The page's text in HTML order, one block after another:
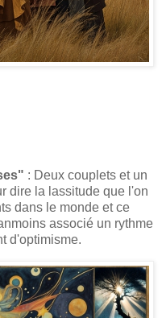
: Deux couplets et un
dire la lassitude que l'on
dans le monde et ce
associé un rythme
d'optimisme.